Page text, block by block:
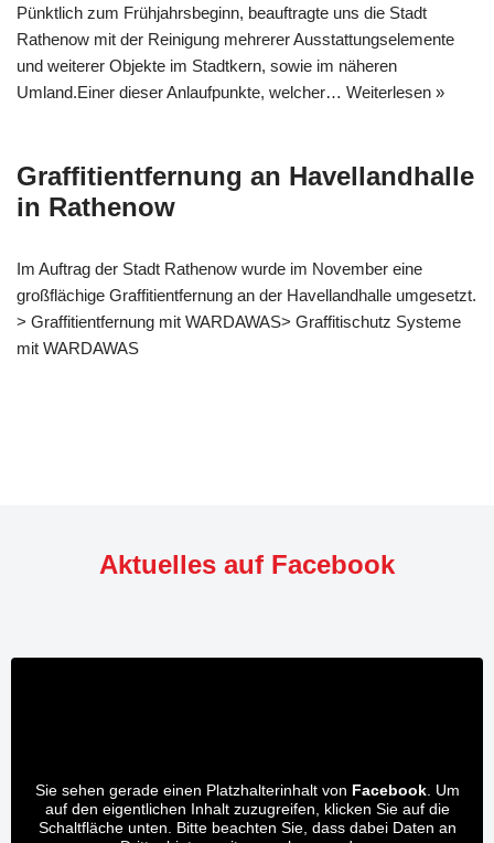
Pünktlich zum Frühjahrsbeginn, beauftragte uns die Stadt
Rathenow mit der Reinigung mehrerer Ausstattungselemente
und weiterer Objekte im Stadtkern, sowie im näheren
Umland.Einer dieser Anlaufpunkte, welcher… Weiterlesen »
Graffitientfernung an Havellandhalle
in Rathenow
Im Auftrag der Stadt Rathenow wurde im November eine
großflächige Graffitientfernung an der Havellandhalle umgesetzt.
> Graffitientfernung mit WARDAWAS> Graffitischutz Systeme
mit WARDAWAS
Aktuelles auf Facebook
Sie sehen gerade einen Platzhalterinhalt von Facebook. Um
auf den eigentlichen Inhalt zuzugreifen, klicken Sie auf die
Schaltfläche unten. Bitte beachten Sie, dass dabei Daten an